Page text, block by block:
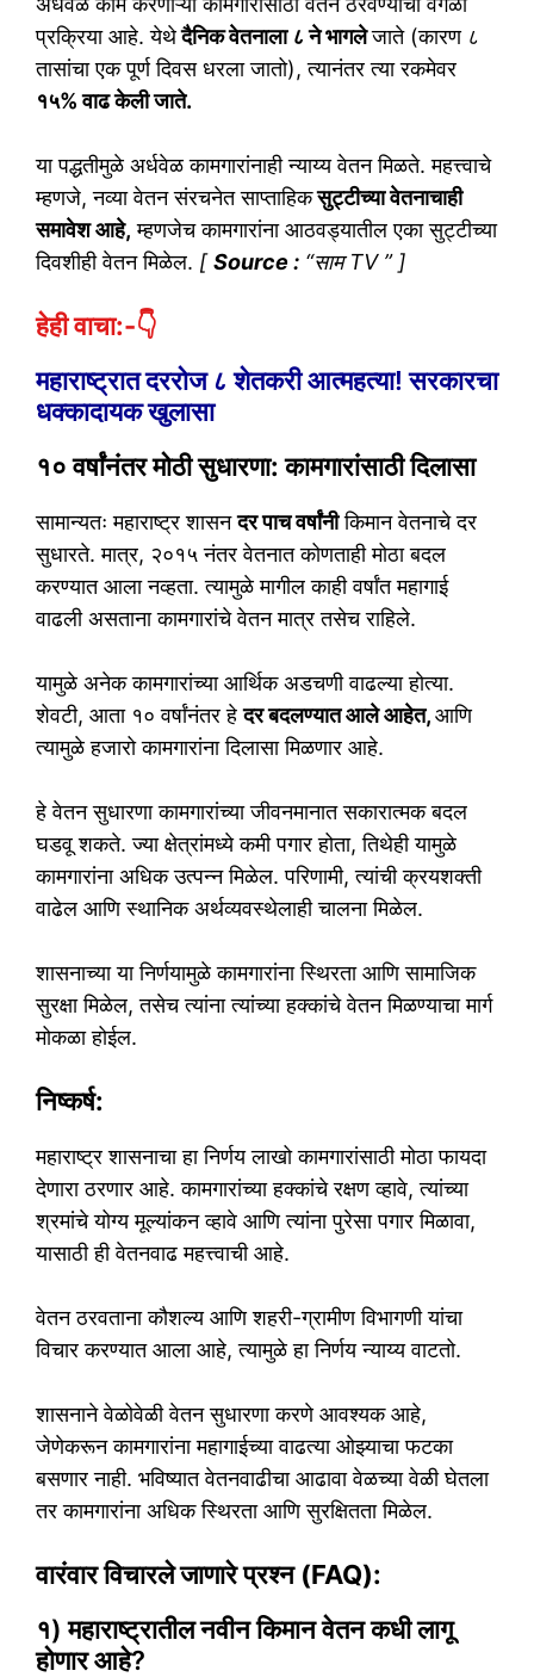
प्रक्रिया आहे. येथेदैनिक वेतनाला ८ ने भागलेजाते (कारण ८
तासांचा एक पूर्ण दिवस धरला जातो), त्यानंतर त्या रकमेवर
१५% वाढ केली जाते.
या पद्धतीमुळे अर्धवेळ कामगारांनाही न्याय्य वेतन मिळते. महत्त्वाचे
म्हणजे, नव्या वेतन संरचनेत साप्ताहिकसुट्टीच्या वेतनाचाही
समावेश आहे, म्हणजेच कामगारांना आठवड्यातील एका सुट्टीच्या
दिवशीही वेतन मिळेल. [Source : “साम TV ” ]
हेही वाचा:-👇
महाराष्ट्रात दररोज ८ शेतकरी आत्महत्या! सरकारचा
धक्कादायक खुलासा
१० वर्षांनंतर मोठी सुधारणा: कामगारांसाठी दिलासा
सामान्यतः महाराष्ट्र शासनदर पाच वर्षांनीकिमान वेतनाचे दर
सुधारते. मात्र, २०१५ नंतर वेतनात कोणताही मोठा बदल
करण्यात आला नव्हता. त्यामुळे मागील काही वर्षांत महागाई
वाढली असताना कामगारांचे वेतन मात्र तसेच राहिले.
यामुळे अनेक कामगारांच्या आर्थिक अडचणी वाढल्या होत्या.
शेवटी, आता १० वर्षांनंतर हेदर बदलण्यात आले आहेत,आणि
त्यामुळे हजारो कामगारांना दिलासा मिळणार आहे.
हे वेतन सुधारणा कामगारांच्या जीवनमानात सकारात्मक बदल
घडवू शकते. ज्या क्षेत्रांमध्ये कमी पगार होता, तिथेही यामुळे
कामगारांना अधिक उत्पन्न मिळेल. परिणामी, त्यांची क्रयशक्ती
वाढेल आणि स्थानिक अर्थव्यवस्थेलाही चालना मिळेल.
शासनाच्या या निर्णयामुळे कामगारांना स्थिरता आणि सामाजिक
सुरक्षा मिळेल, तसेच त्यांना त्यांच्या हक्कांचे वेतन मिळण्याचा मार्ग
मोकळा होईल.
निष्कर्ष:
महाराष्ट्र शासनाचा हा निर्णय लाखो कामगारांसाठी मोठा फायदा
देणारा ठरणार आहे. कामगारांच्या हक्कांचे रक्षण व्हावे, त्यांच्या
श्रमांचे योग्य मूल्यांकन व्हावे आणि त्यांना पुरेसा पगार मिळावा,
यासाठी ही वेतनवाढ महत्त्वाची आहे.
वेतन ठरवताना कौशल्य आणि शहरी-ग्रामीण विभागणी यांचा
विचार करण्यात आला आहे, त्यामुळे हा निर्णय न्याय्य वाटतो.
शासनाने वेळोवेळी वेतन सुधारणा करणे आवश्यक आहे,
जेणेकरून कामगारांना महागाईच्या वाढत्या ओझ्याचा फटका
बसणार नाही. भविष्यात वेतनवाढीचा आढावा वेळच्या वेळी घेतला
तर कामगारांना अधिक स्थिरता आणि सुरक्षितता मिळेल.
वारंवार विचारले जाणारे प्रश्न (FAQ):
१) महाराष्ट्रातील नवीन किमान वेतन कधी लागू
होणार आहे?